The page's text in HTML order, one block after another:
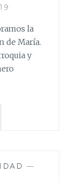
la
de María.
y
—